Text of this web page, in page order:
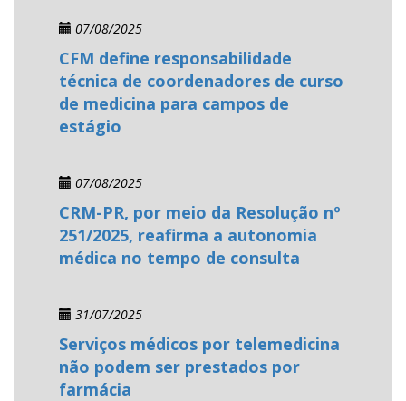
07/08/2025
CFM define responsabilidade
técnica de coordenadores de curso
de medicina para campos de
estágio
07/08/2025
CRM-PR, por meio da Resolução nº
251/2025, reafirma a autonomia
médica no tempo de consulta
31/07/2025
Serviços médicos por telemedicina
não podem ser prestados por
farmácia